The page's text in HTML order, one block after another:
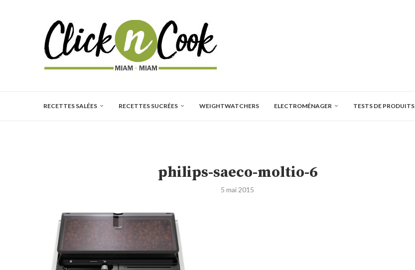
RECETTES SALÉES RECETTES SUCRÉES WEIGHTWATCHERS ELECTROMÉNAGER TESTS DE PRODUITS
philips-saeco-moltio-6
5 mai 2015